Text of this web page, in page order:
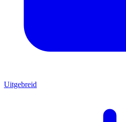
Uitgebreid